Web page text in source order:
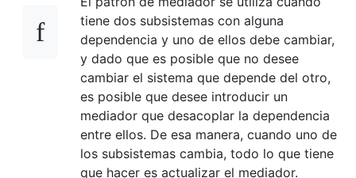
tiene dos subsistemas con alguna
dependencia y uno de ellos debe cambiar,
y dado que es posible que no desee
cambiar el sistema que depende del otro,
es posible que desee introducir un
mediador que desacoplar la dependencia
entre ellos. De esa manera, cuando uno de
los subsistemas cambia, todo lo que tiene
que hacer es actualizar el mediador.